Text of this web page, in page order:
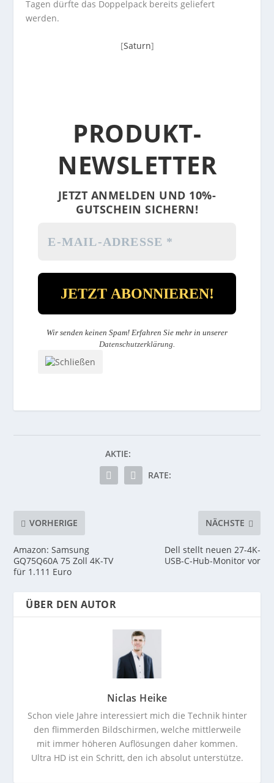
Tagen dürfte das Doppelpack bereits geliefert
werden.
[Saturn]
PRODUKT-
NEWSLETTER
JETZT ANMELDEN UND 10%-
GUTSCHEIN SICHERN!
Wir senden keinen Spam! Erfahren Sie mehr in unserer
Datenschutzerklärung
AKTIE:
RATE:
VORHERIGE
Amazon: Samsung
GQ75Q60A 75 Zoll 4K-TV
für 1.111 Euro
NÄCHSTE
Dell stellt neuen 27-4K-
USB-C-Hub-Monitor vor
ÜBER DEN AUTOR
Niclas Heike
Schon viele Jahre interessiert mich die Technik hinter
den flimmerden Bildschirmen, welche mittlerweile
mit immer höheren Auflösungen daher kommen.
Ultra HD ist ein Schritt, den ich absolut unterstütze.